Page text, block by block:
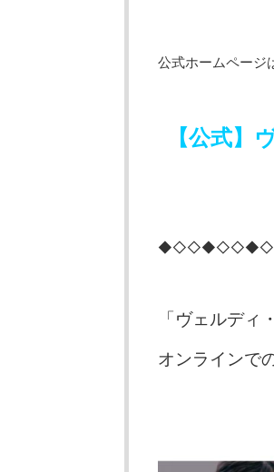
公式ホームページ
【公式】
「ヴェルディ
オンラインで